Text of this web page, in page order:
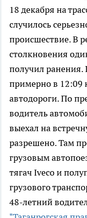
18 декабря на
случилось
происшествие. В
столкновения
получил
примерно в 12:09
автодороги. По
водитель
выехал на
разрешено. Там
грузовым
тягач Iveco и
грузового
48-летний